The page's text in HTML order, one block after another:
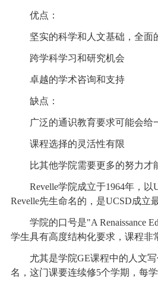
优点：
坚实的科学和人文基础，全面
跨学科学习和研究机会
卓越的学术咨询和支持
缺点：
广泛的通识教育要求可能会给
课程选择的灵活性有限
比其他学院需要更多的努力才
Revelle学院成立于1964年，以
Revelle先生命名的，是UCSD成立
学院的口号是"A Renaissance
学生具有高度结构化要求，课程非
尤其是学院GE课程中的人文写
名，这门课要连续修5个学期，每